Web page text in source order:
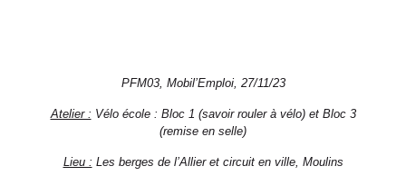
PFM03, Mobil’Emploi, 27/11/23
Atelier : Vélo école : Bloc 1 (savoir rouler à vélo) et Bloc 3
(remise en selle)
Lieu : Les berges de l’Allier et circuit en ville, Moulins